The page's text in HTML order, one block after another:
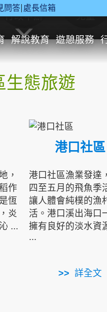
問答 處長信箱
解說教育 遊憩服務
行政申辦 兒童
生態旅遊
，
作
恆
炎
...
港口社區
港口社區漁業發達
四至五月的飛魚季
讓人體會純樸的漁
活。港口溪出海口
擁有良好的淡水資
...
詳全文